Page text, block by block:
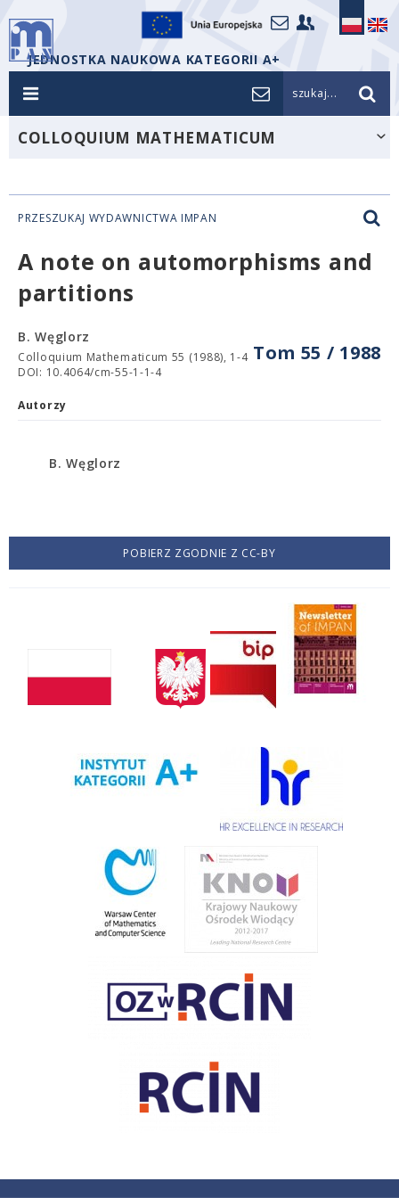
JEDNOSTKA NAUKOWA KATEGORII A+
szukaj...
COLLOQUIUM MATHEMATICUM
PRZESZUKAJ WYDAWNICTWA IMPAN
A note on automorphisms and
partitions
Tom 55 / 1988
B. Węglorz
Colloquium Mathematicum 55 (1988), 1-4
DOI: 10.4064/cm-55-1-1-4
Autorzy
B. Węglorz
POBIERZ ZGODNIE Z CC-BY